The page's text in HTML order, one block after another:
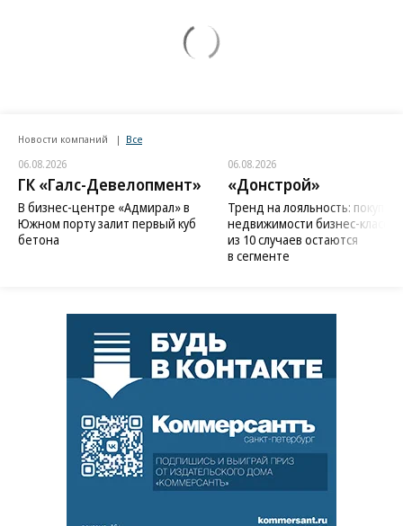
Новости компаний Все
06.08.2026
ГК «Галс-Девелопмент»
В бизнес-центре «Адмирал» в
Южном порту залит первый куб
бетона
06.08.2026
«Донстрой»
Тренд на лояльность:
недвижимости бизнес-класса
из 10 случаев остаются
в сегменте